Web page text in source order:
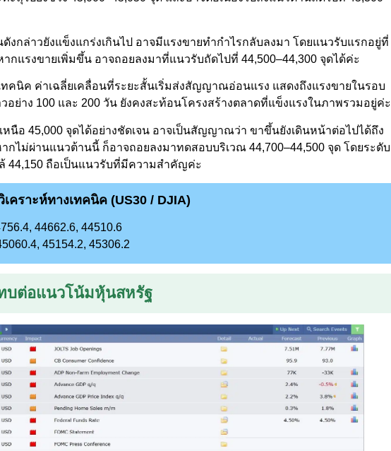
งกล่าวยังแข็งแกร่งเกินไป อาจมีแรงขายทำกำไรกลับลงมา โดยแนวรับแรกอยู่ที่
ากแรงขายเพิ่มขึ้น อาจถอยลงมาที่แนวรับถัดไปที่ 44,500–44,300 จุดได้ค่ะ
ทคนิค ค่าเฉลี่ยเคลื่อนที่ระยะสั้นเริ่มส่งสัญญาณอ่อนแรง แสดงถึงแรงขายในรอบ
อย่าง 100 และ 200 วัน ยังคงสะท้อนโครงสร้างตลาดที่แข็งแรงในภาพรวมอยู่ค่ะ
นือ 45,000 จุดได้อย่างชัดเจน อาจเป็นสัญญาณว่า ขาขึ้นยังเดินหน้าต่อไปได้ถึง
ากไม่ผ่านแนวต้านนี้ ก็อาจถอยลงมาทดสอบบริเวณ 44,700–44,500 จุด โดยระดับ
44,150 ถือเป็นแนวรับที่มีความสำคัญค่ะ
คราะห์ทางเทคนิค (US30 / DJIA)
44662.6, 44510.6
45154.2, 45306.2
บต่อแนวโน้มหุ้นสหรัฐ